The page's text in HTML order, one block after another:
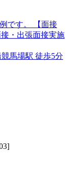
です。 【面接
・出張面接実施
馬場駅 徒歩5分